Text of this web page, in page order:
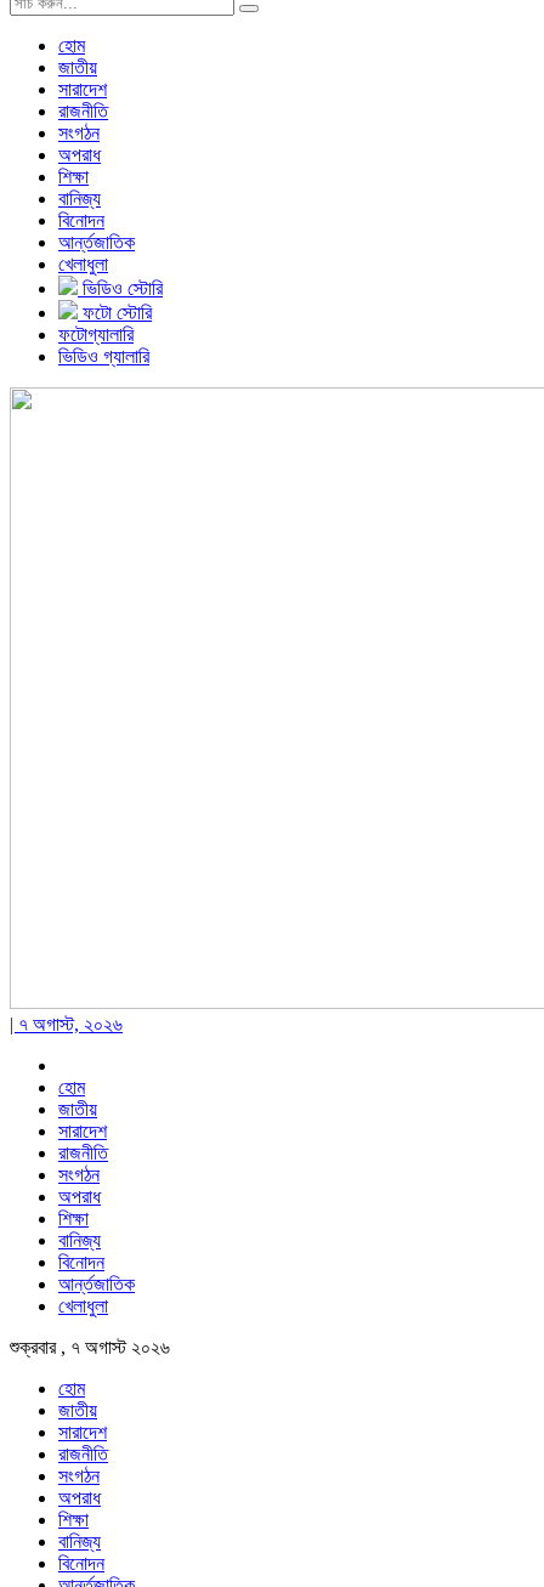
হোম
জাতীয়
সারাদেশ
রাজনীতি
সংগঠন
অপরাধ
শিক্ষা
বানিজ্য
বিনোদন
আর্ন্তজাতিক
খেলাধুলা
ভিডিও স্টোরি
ফটো স্টোরি
ফটোগ্যালারি
ভিডিও গ্যালারি
| ৭ অগাস্ট, ২০২৬
হোম
জাতীয়
সারাদেশ
রাজনীতি
সংগঠন
অপরাধ
শিক্ষা
বানিজ্য
বিনোদন
আর্ন্তজাতিক
খেলাধুলা
শুক্রবার , ৭ অগাস্ট ২০২৬
হোম
জাতীয়
সারাদেশ
রাজনীতি
সংগঠন
অপরাধ
শিক্ষা
বানিজ্য
বিনোদন